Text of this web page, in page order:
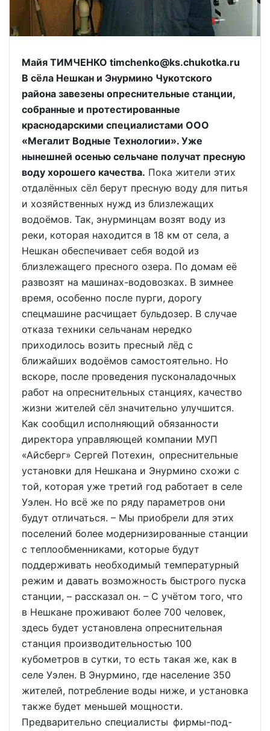
Майя ТИМЧЕНКО timchenko@ks.chukotka.ru
В сёла Нешкан и Энурмино Чукотского
района завезены опреснительные станции,
собранные и протестированные
краснодарскими специалистами ООО
«Мегалит Водные Технологии». Уже
нынешней осенью сельчане получат пресную
воду хорошего качества. Пока жители этих
отдалённых сёл берут пресную воду для питья
и хозяйственных нужд из близлежащих
водоёмов. Так, энурминцам возят воду из
реки, которая находится в 18 км от села, а
Нешкан обеспечивает себя водой из
близлежащего пресного озера. По домам её
развозят на машинах-водовозках. В зимнее
время, особенно после пурги, дорогу
спецмашине расчищает бульдозер. В случае
отказа техники сельчанам нередко
приходилось возить пресный лёд с
ближайших водоёмов самостоятельно. Но
вскоре, после проведения пусконаладочных
работ на опреснительных станциях, качество
жизни жителей сёл значительно улучшится.
Как сообщил исполняющий обязанности
директора управляющей компании МУП
«Айсберг» Сергей Потехин, опреснительные
установки для Нешкана и Энурмино схожи с
той, которая уже третий год работает в селе
Уэлен. Но всё же по ряду параметров они
будут отличаться. – Мы приобрели для этих
поселений более модернизированные станции
с теплообменниками, которые будут
поддерживать необходимый температурный
режим и давать возможность быстрого пуска
станции, – рассказал он. – С учётом того, что
в Нешкане проживают более 700 человек,
здесь будет установлена опреснительная
станция производительностью 100
кубометров в сутки, то есть такая же, как в
селе Уэлен. В Энурмино, где население 350
жителей, потребление воды ниже, и установка
также будет меньшей мощности.
Предварительно специалисты фирмы-под-